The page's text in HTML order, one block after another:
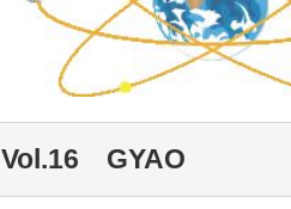
Vol.16 GYAO